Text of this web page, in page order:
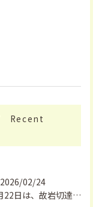
Recent
2026/02/24
2月22日は、故岩切達朗さんのお誕生日で、今年はちょうどこの...